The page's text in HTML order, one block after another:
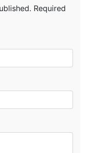
Required